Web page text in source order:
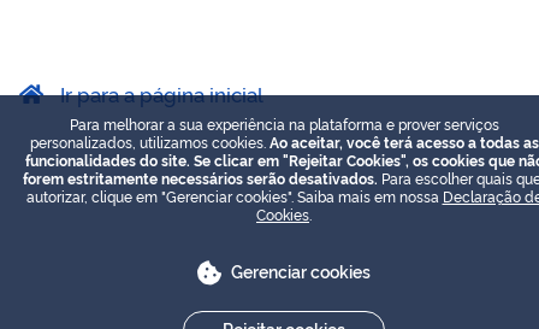
Ir para a página inicial
Para melhorar a sua experiência na plataforma e prover serviços
personalizados, utilizamos cookies. Ao aceitar, você terá acesso a todas as
funcionalidades do site. Se clicar em "Rejeitar Cookies", os cookies que
forem estritamente necessários serão desativados. Para escolher quais
autorizar, clique em "Gerenciar cookies". Saiba mais em nossa Declaração
Cookies
Gerenciar cookies